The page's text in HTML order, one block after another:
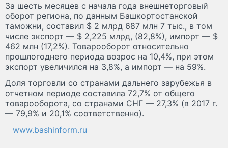
За шесть месяцев с начала года внешнеторговый
оборот региона, по данным Башкортостанской
таможни, составил $ 2 млрд 687 млн 7 тыс., в том
числе экспорт — $ 2,225 млрд, (82,8%), импорт — $
462 млн (17,2%). Товарооборот относительно
прошлогоднего периода возрос на 10,4%, при этом
экспорт увеличился на 3,8%, а импорт — на 59%.
Доля торговли со странами дальнего зарубежья в
отчетном периоде составила 72,7% от общего
товарооборота, со странами СНГ — 27,3% (в 2017 г.
— 79,9% и 20,1% соответственно).
www.bashinform.ru